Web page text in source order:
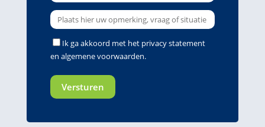
Ik ga akkoord met het privacy statement
en algemene voorwaarden.